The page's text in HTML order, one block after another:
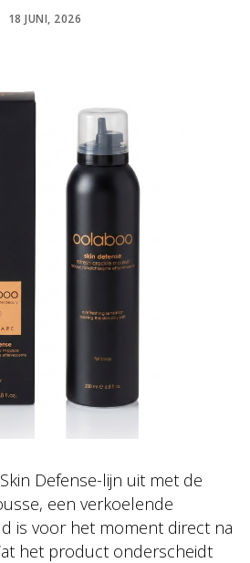
POSTED
18 JUNI, 2026
Defense-lijn uit met de
een verkoelende
is voor het moment direct na
het product onderscheidt